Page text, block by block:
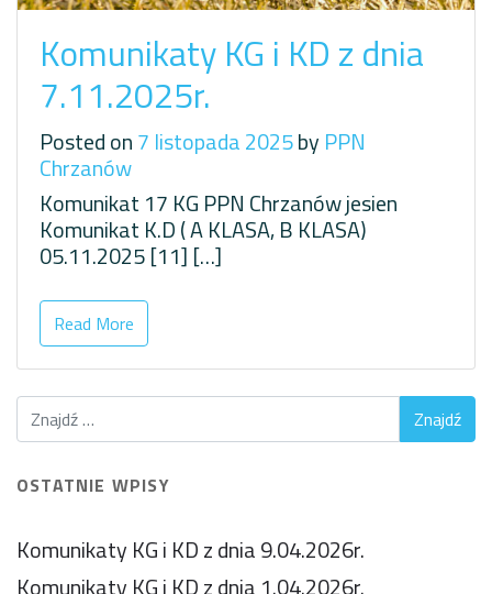
Komunikaty KG i KD z dnia
7.11.2025r.
Posted on7 listopada 2025by PPN
Chrzanów
Komunikat 17 KG PPN Chrzanów jesien
Komunikat K.D ( A KLASA, B KLASA)
05.11.2025 [11] […]
Read More
OSTATNIE WPISY
Komunikaty KG i KD z dnia 9.04.2026r.
Komunikaty KG i KD z dnia 1.04.2026r.